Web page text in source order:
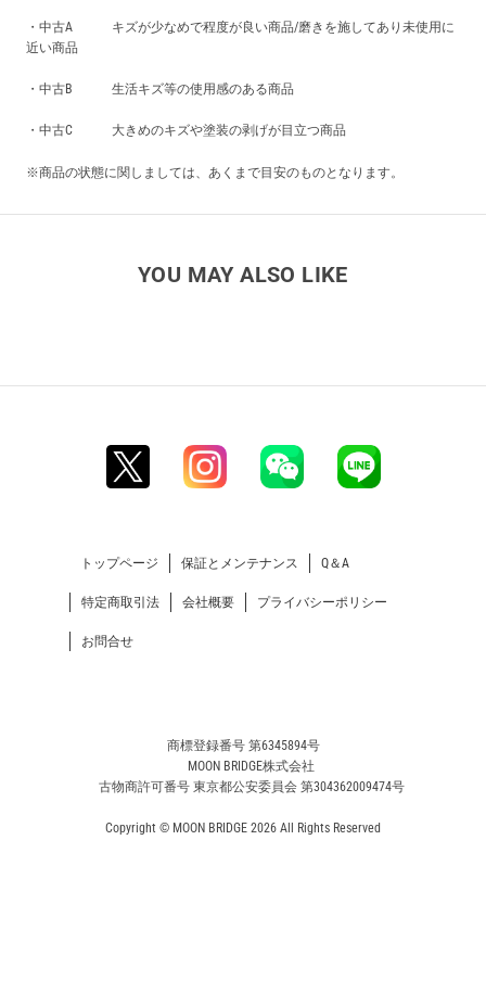
・中古A キズが少なめで程度が良い商品/磨きを施してあり未使用に
近い商品
・中古B 生活キズ等の使用感のある商品
・中古C 大きめのキズや塗装の剥げが目立つ商品
※商品の状態に関しましては、あくまで目安のものとなります。
YOU MAY ALSO LIKE
トップページ 保証とメンテナンス Q＆A
特定商取引法 会社概要 プライバシーポリシー
お問合せ
商標登録番号 第6345894号
MOON BRIDGE株式会社
古物商許可番号 東京都公安委員会 第304362009474号
Copyright © MOON BRIDGE 2026 All Rights Reserved